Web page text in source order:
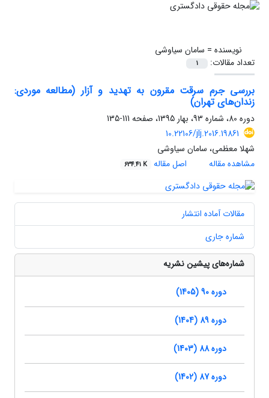
نویسنده = سامان سیاوشی
تعداد مقالات:
1
بررسی جرم سرقت مقرون به تهدید و آزار (مطالعه موردی:
زندان‌های تهران)
دوره 80، شماره 93، بهار 1395، صفحه
111-135
10.22106/jlj.2016.19861
شهلا معظمی، سامان سیاوشی
مشاهده مقاله
اصل مقاله 634.41 K
مقالات آماده انتشار
شماره جاری
شماره‌های پیشین نشریه
دوره 90 (1405)
دوره 89 (1404)
دوره 88 (1403)
دوره 87 (1402)